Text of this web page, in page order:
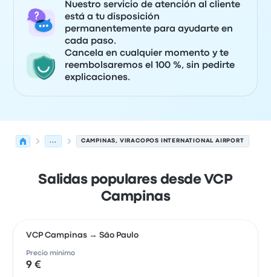
Nuestro servicio de atención al cliente
está a tu disposición
permanentemente para ayudarte en
cada paso.
Cancela en cualquier momento y te
reembolsaremos el 100 %, sin pedirte
explicaciones.
... CAMPINAS, VIRACOPOS INTERNATIONAL AIRPORT
Salidas populares desde VCP
Campinas
VCP Campinas → São Paulo
Precio mínimo
9 €